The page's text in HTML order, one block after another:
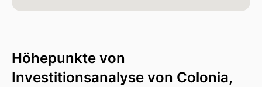
Höhepunkte von
Investitionsanalyse von Colonia,